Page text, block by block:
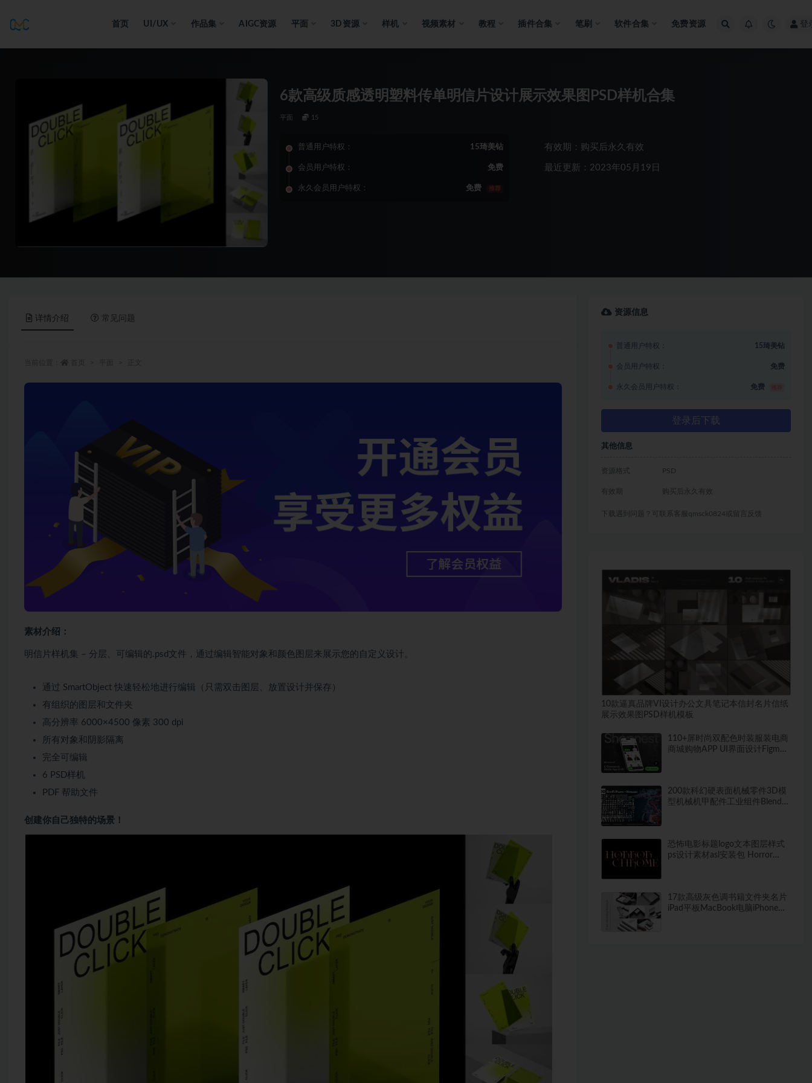
首页 UI/UX 作品集 AIGC资源 平面 3D资源 样机 视频素材 教程 插件合集 笔刷 软件合集 免费资源 登
6款高级质感透明塑料传单明信片设计展示效果图PSD样机合集
平面 15
普通用户特权： 15琦美钻
会员用户特权： 免费
永久会员用户特权： 免费 推荐
有效期：购买后永久有效
最近更新：2023年05月19日
详情介绍 常见问题
素材介绍：
明信片样机集 – 分层、可编辑的.psd文件，通过编辑智能对象和颜色图层来展示您的自定义设计。
通过 SmartObject 快速轻松地进行编辑（只需双击图层、放置设计并保存）
有组织的图层和文件夹
高分辨率 6000×4500 像素 300 dpi
所有对象和阴影隔离
完全可编辑
6 PSD样机
PDF 帮助文件
创建你自己独特的场景！
资源信息
普通用户特权： 15琦美钻
会员用户特权： 免费
永久会员用户特权： 免费
登录后下载
其他信息
资源格式 PSD
有效期 购买后永久有效
下载遇到问题？可联系客服qmsck0824或留言反馈
10款逼真品牌VI设计办公文具笔记本信封名片信纸
展示效果图PSD样机模板
110+屏时尚双配色时装服装电商
商城购物APP UI界面设计Figma
200款科幻硬表面机械零件3D模
型机械机甲配件工业组件Blend模
恐怖电影标题logo文本图层样式
ps设计素材asl安装包 Horror
17款高级灰色调书籍文件夹名片
iPad平板MacBook电脑iPhone手